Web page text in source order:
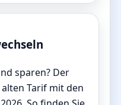
sparen? Der
Tarif mit den